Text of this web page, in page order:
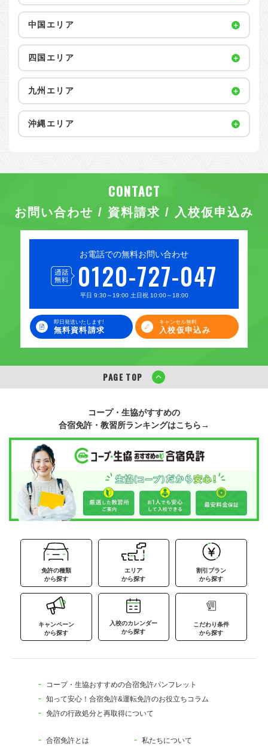
お問い合わせ / 資料請求 / 入校仮申込み
お電話での無料お問い合わせ
0120-727-047
平日 9:30～19:00 土日祝 10:00～18:00
即日発送いたします!
無料資料請求
キャンセル無料
入校仮申込み
中国エリア
四国エリア
九州エリア
沖縄エリア
PAGE TOP
コープ・生協がすすめの
合宿免許・教習所ランキングはこちら→
免許の種類
から探す
エリア
から探す
割引プラン
から探す
キャンペーン
から探す
入校のカレンダー
から探す
こだわり条件
から探す
コープ・生協おすすめの合宿免許パンフレット
知って安心！合宿免許&運転免許のお役立ちコラム
免許の行政処分と再取得について
合宿免許とは 私たちについて